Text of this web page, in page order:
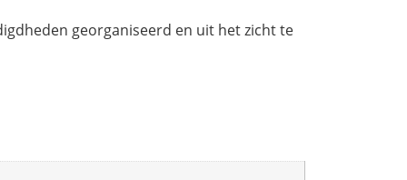
georganiseerd en uit het zicht te